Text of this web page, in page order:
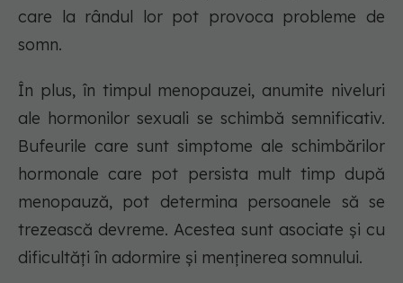
care la rândul lor pot provoca probleme de
somn.
În plus, în timpul menopauzei, anumite niveluri
ale hormonilor sexuali se schimbă semnificativ.
Bufeurile care sunt simptome ale schimbărilor
hormonale care pot persista mult timp după
menopauză, pot determina persoanele să se
trezească devreme. Acestea sunt asociate și cu
dificultăți în adormire și menținerea somnului.